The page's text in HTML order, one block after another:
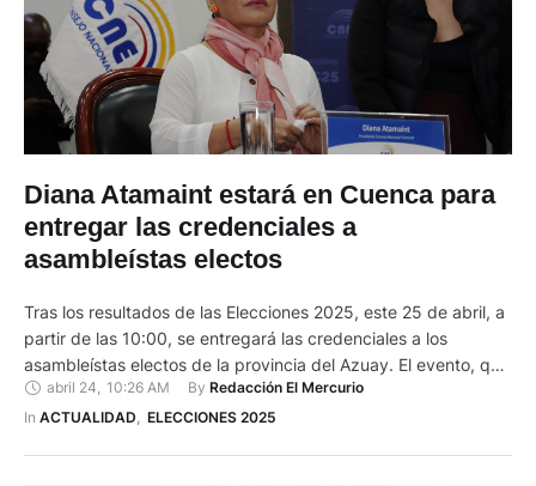
entregar las credenciales a
asambleístas electos
partir de las 10:00, se entregará las credenciales a los
asambleístas electos de la provincia del Azuay. El evento, que
se desarrollará en el Teatro Pumapungo, contará con la
participación de la presidenta del Consejo Nacional Electoral,
Diana Atamaint. Las credenciales se entregarán …
abril 24, 10:26 AM By Redacción El Mercurio
In ACTUALIDAD ELECCIONES 2025